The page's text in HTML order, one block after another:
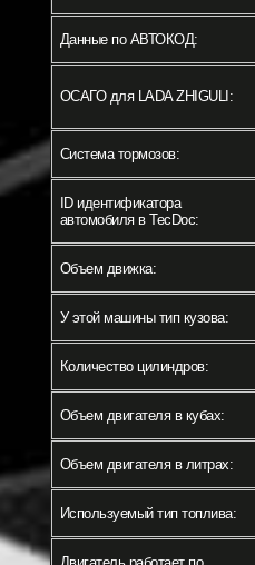
Данные по АВТОКОД:
ОСАГО для LADA ZHIGULI:
Система тормозов:
ID идентификатора
автомобиля в TecDoc:
Объем движка:
У этой машины тип кузова:
Количество цилиндров:
Объем двигателя в кубах:
Объем двигателя в литрах:
Используемый тип топлива: